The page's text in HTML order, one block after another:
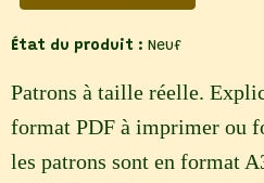
État du produit : Neuf
Patrons à taille réelle.
format PDF à imprimer ou
les patrons sont en format